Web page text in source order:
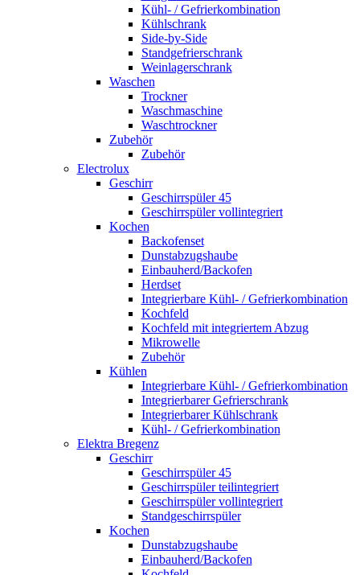
Kühl- / Gefrierkombination
Kühlschrank
Side-by-Side
Standgefrierschrank
Weinlagerschrank
Waschen
Trockner
Waschmaschine
Waschtrockner
Zubehör
Zubehör
Electrolux
Geschirr
Geschirrspüler 45
Geschirrspüler vollintegriert
Kochen
Backofenset
Dunstabzugshaube
Einbauherd/Backofen
Herdset
Integrierbare Kühl- / Gefrierkombination
Kochfeld
Kochfeld mit integriertem Abzug
Mikrowelle
Zubehör
Kühlen
Integrierbare Kühl- / Gefrierkombination
Integrierbarer Gefrierschrank
Integrierbarer Kühlschrank
Kühl- / Gefrierkombination
Elektra Bregenz
Geschirr
Geschirrspüler 45
Geschirrspüler teilintegriert
Geschirrspüler vollintegriert
Standgeschirrspüler
Kochen
Dunstabzugshaube
Einbauherd/Backofen